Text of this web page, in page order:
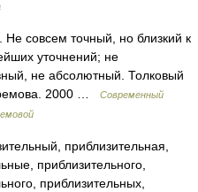
совсем точный, но близкий к
уточнений; не
не абсолютный. Толковый
2000 …
Современный
приблизительная,
приблизительного,
приблизительных,